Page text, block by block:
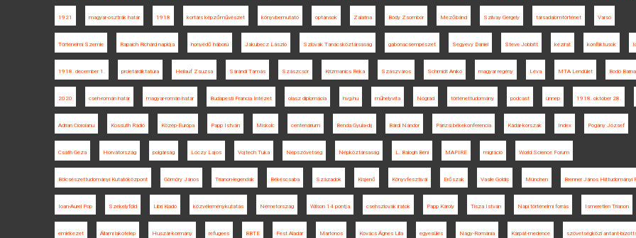
1921 magyar-osztrák határ 1918 kortárs képzőművészet könyvbemutató optánsok Zalatna Bódy Zsombor Mezőbánd Szilvay Gergely társadalomtörténet Varsó
Történelmi Szemle Rapaich Richárd naplója honvédő háború Jakubecz László Szlovák Tanácsköztársaság gabonacsempészet Segyevy Dániel Steve Jobbitt kézirat konfliktusok
1918. december 1. proletárdiktatúra Heilauf Zsuzsa Sárándi Tamás Szászcsór Krizmanics Réka Szászváros Schmidt Anikó magyar regény Léva MTA Lendület Bodó Barna
2020 cseh-román határ magyar-román határ Budapesti Francia Intézet olasz diplomácia hvg.hu műhelyvita Nógrád történettudomány podcast ünnep 1918. október 28.
Adrian Cioroianu Kossuth Rádió Közép-Európa Papp István Miskolc centenárium Benda Gyula-díj Bárdi Nándor Párizsi békekonferencia Kádár-korszak Index Pogány József
Csáth Géza Horvátország polgárság Lóczy Lajos Vojtech Tuka Népszövetség Népköztársaság L. Balogh Béni MAPIRE migráció World Science Forum
Bölcsészettudományi Kutatóközpont Gömöry János Trianon-legendák Békéscsaba Századok Kisjenő Könyvfesztivál Erőszak Vasile Goldiș München Brenner János Hittudományi
Ioan-Aurel Pop Székelyföld Libri Kiadó közvéleménykutatás Németország Wilson 14 pontja csehszlovák iratok Papp Károly Tisza István Napi történelmi forrás Ismeretlen Trianon
emlékezet Állami lakótelep Huszár-kormány refugees BBTE Fest Aladár Martonos Kovács Ágnes Lilla egyesülés Nagy-Románia Kárpát-medence szövetségközi antant-